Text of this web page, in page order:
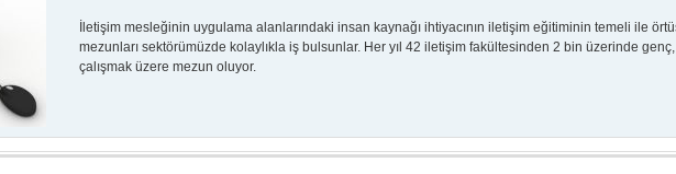
İletişim mesleğinin uygulama alanlarındaki insan kaynağı ihtiyacının iletişim eğitiminin temeli ile
mezunları sektörümüzde kolaylıkla iş bulsunlar. Her yıl 42 iletişim fakültesinden 2 bin üzerinde
çalışmak üzere mezun oluyor.